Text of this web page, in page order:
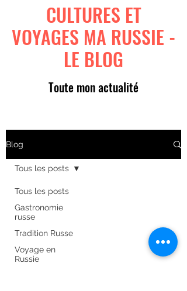
CULTURES ET
VOYAGES MA RUSSIE -
LE BLOG
Toute mon actualité
Blog
Tous les posts
Gastronomie
russe
Tradition Russe
Voyage en
Russie
Tous les posts